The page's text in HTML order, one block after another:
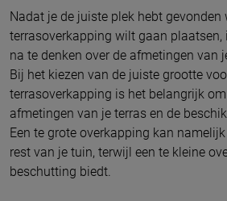
Nadat je de juiste plek hebt gevonden
terrasoverkapping wilt gaan plaatsen,
na te denken over de afmetingen van
Bij het kiezen van de juiste grootte
terrasoverkapping is het belangrijk
afmetingen van je terras en de
Een te grote overkapping kan
rest van je tuin, terwijl een te kleine
beschutting biedt.